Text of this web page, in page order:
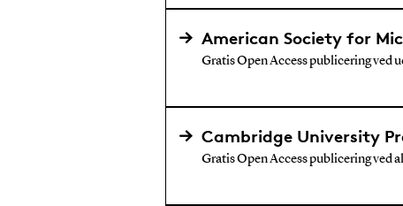
American Society for
Gratis Open Access publicering ved
Cambridge University
Gratis Open Access publicering ved